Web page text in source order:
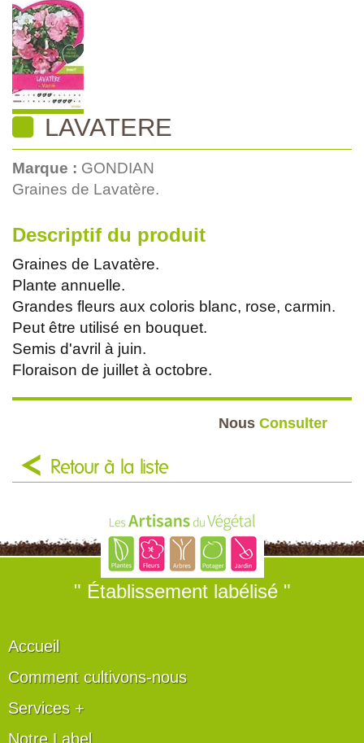
LAVATERE
Marque : GONDIAN
Graines de Lavatère.
Descriptif du produit
Graines de Lavatère.
Plante annuelle.
Grandes fleurs aux coloris blanc, rose, carmin.
Peut être utilisé en bouquet.
Semis d'avril à juin.
Floraison de juillet à octobre.
Nous Consulter
Retour à la liste
" Établissement labélisé "
Accueil
Comment cultivons-nous
Services +
Notre Label